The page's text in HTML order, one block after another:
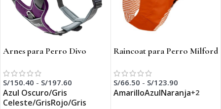
Arnes para Perro Divo
S/150.40 - S/197.60
Azul Oscuro/Gris
Celeste/GrisRojo/Gris
Raincoat para Perro Milford
S/66.50 - S/123.90
AmarilloAzulNaranja+2